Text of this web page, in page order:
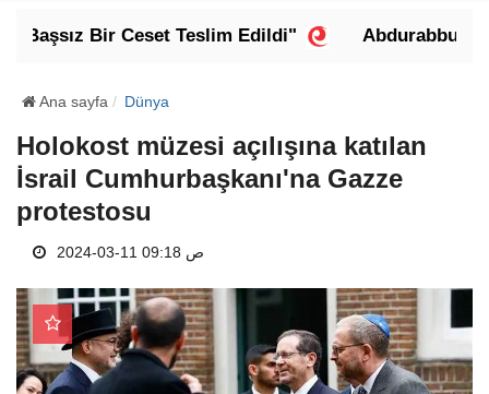
g
e
a
v
g
a
i
o
Bir Ceset Teslim Edildi" Abdurabbu
Ana sayfa Dünya
Holokost müzesi açılışına katılan
İsrail Cumhurbaşkanı'na Gazze
protestosu
2024-03-11 09:18 ص